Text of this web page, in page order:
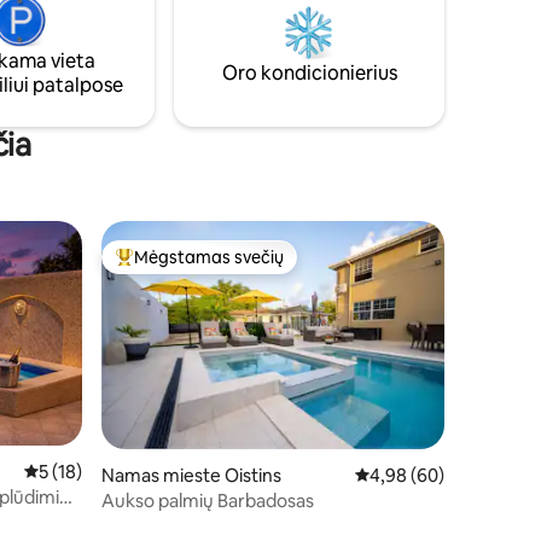
bangos, ar keliautojas, ar vietinis,
ieškantis ramaus pabėgimo, mūsų
kotedžas yra ideali vieta atsipalaiduoti ir
patirti tikrąjį Barbadoso rytinės pakrantės
vieta
patalpose
Oro kondicionierius
Vidutinis įvertinimas: 5 iš 5, atsiliepimų: 18
5 (18)
/
Svečių mėgstamiausias
Mėgstamas svečių
Namas mieste Oistins Vidutinis įvertinimas:
4,98 (60)
Aukso palmių Barbadosas